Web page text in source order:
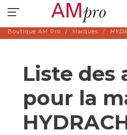
Boutique AM Pro Marques
Liste des
pour la